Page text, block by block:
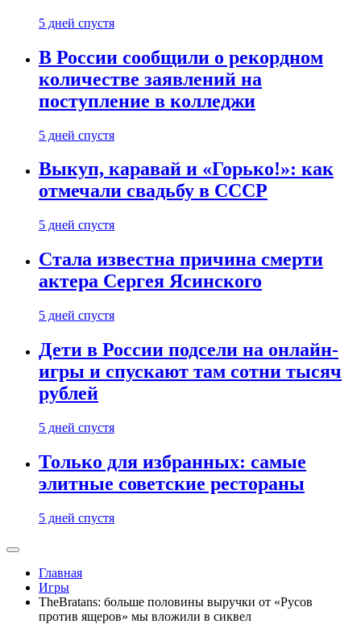
5 дней спустя
В России сообщили о рекордном
количестве заявлений на
поступление в колледжи
5 дней спустя
Выкуп, каравай и «Горько!»: как
отмечали свадьбу в СССР
5 дней спустя
Стала известна причина смерти
актера Сергея Ясинского
5 дней спустя
Дети в России подсели на онлайн-
игры и спускают там сотни тысяч
рублей
5 дней спустя
Только для избранных: самые
элитные советские рестораны
5 дней спустя
Главная
Игры
TheBratans: больше половины выручки от «Русов
против ящеров» мы вложили в сиквел